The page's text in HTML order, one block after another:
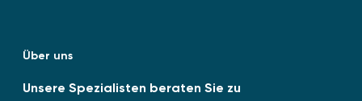
d
I
e
Über uns
Unsere Spezialisten beraten Sie zu